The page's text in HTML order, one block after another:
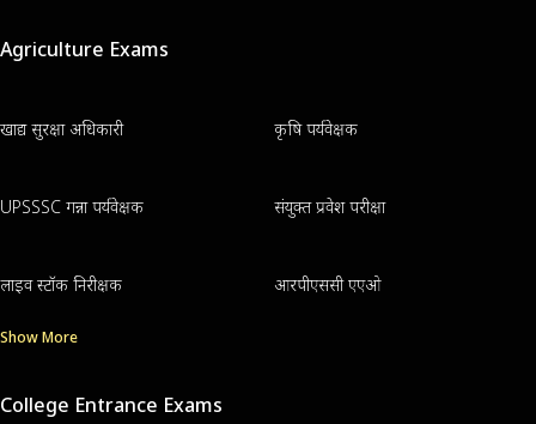
Agriculture Exams
खाद्य सुरक्षा अधिकारी कृषि पर्यवेक्षक
UPSSSC गन्ना पर्यवेक्षक संयुक्त प्रवेश परीक्षा
लाइव स्टॉक निरीक्षक आरपीएससी एएओ
Show More
College Entrance Exams